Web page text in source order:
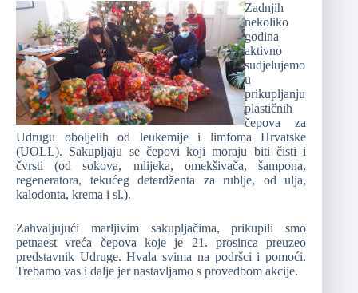
Zadnjih
nekoliko
godina
aktivno
sudjelujemo
u
prikupljanju
plastičnih
čepova za
Udrugu oboljelih od leukemije i limfoma Hrvatske
(UOLL). Sakupljaju se čepovi koji moraju biti čisti i
čvrsti (od sokova, mlijeka, omekšivača, šampona,
regeneratora, tekućeg deterdženta za rublje, od ulja,
kalodonta, krema i sl.).
Zahvaljujući marljivim sakupljačima, prikupili smo
petnaest vreća čepova koje je 21. prosinca preuzeo
predstavnik Udruge. Hvala svima na podršci i pomoći.
Trebamo vas i dalje jer nastavljamo s provedbom akcije.